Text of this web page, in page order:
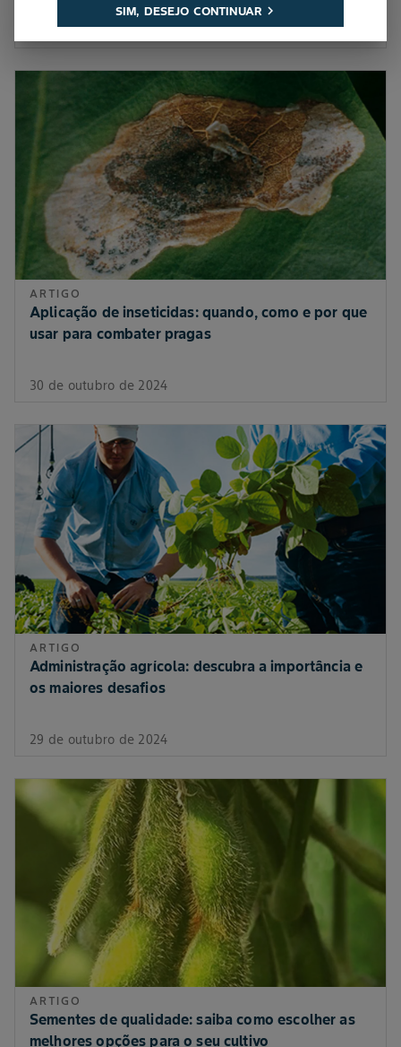
13 de novembro de 2024
ARTIGO
Aplicação de inseticidas: quando, como e por que
usar para combater pragas
30 de outubro de 2024
ARTIGO
Administração agrícola: descubra a importância e
os maiores desafios
29 de outubro de 2024
ARTIGO
Sementes de qualidade: saiba como escolher as
melhores opções para o seu cultivo
SIM, DESEJO CONTINUAR chevron_right